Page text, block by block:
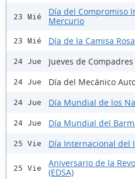
23 Mié
Día del Compromiso
Mercurio
23 Mié Día de la Camisa Rosa
24 Jue Jueves de
24 Jue Día del Mecánico
24 Jue Día Mundial de los
24 Jue Día Mundial del
25 Vie Día Internacional del
25 Vie
Aniversario de la
(EDSA)